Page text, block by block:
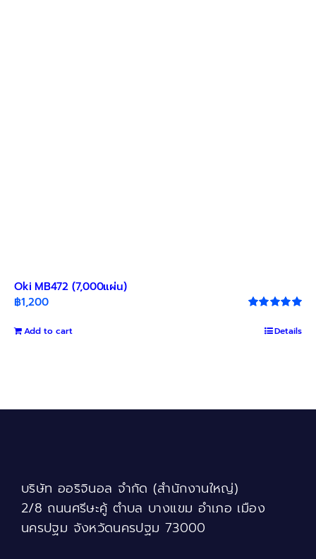
Oki MB472 (7,000แผ่น)
out of 5
฿1,200
Add to cart Details
บริษัท ออริจินอล จำกัด (สำนักงานใหญ่)
2/8 ถนนศรีษะคู้ ตำบล บางแขม อำเภอ เมือง
นครปฐม จังหวัดนครปฐม 73000